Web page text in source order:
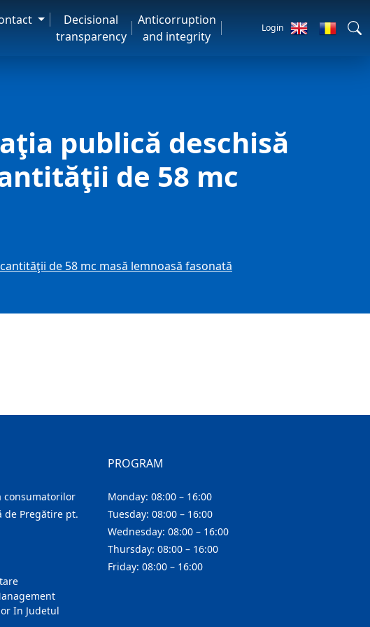
Decisional
transparency
Anticorruption
and integrity
Login
publică deschisă
de 58 mc
de 58 mc masă lemnoasă fasonată
consumatorilor
de Pregătire pt.
In Judetul
PROGRAM
Monday: 08:00 – 16:00
Tuesday: 08:00 – 16:00
Wednesday: 08:00 – 16:00
Thursday: 08:00 – 16:00
Friday: 08:00 – 16:00